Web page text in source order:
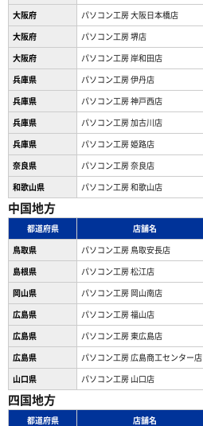
大阪府
パソコン工房 大阪日本橋店
大阪府
パソコン工房 堺店
大阪府
パソコン工房 岸和田店
兵庫県
パソコン工房 伊丹店
兵庫県
パソコン工房 神戸西店
兵庫県
パソコン工房 加古川店
兵庫県
パソコン工房 姫路店
奈良県
パソコン工房 奈良店
和歌山県
パソコン工房 和歌山店
中国地方
都道府県 店舗名
鳥取県
パソコン工房 鳥取安長店
島根県
パソコン工房 松江店
岡山県
パソコン工房 岡山南店
広島県
パソコン工房 福山店
広島県
パソコン工房 東広島店
広島県
パソコン工房 広島商工センター店
山口県
パソコン工房 山口店
四国地方
都道府県 店舗名